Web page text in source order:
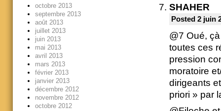
SHAHER
Posted 2 juin
@7 Oué,
toutes ces
pression
moratoire
dirigeants
priori » par
octobre 2013
septembre 2013
août 2013
juillet 2013
juin 2013
mai 2013
avril 2013
mars 2013
février 2013
janvier 2013
décembre 2012
novembre 2012
octobre 2012